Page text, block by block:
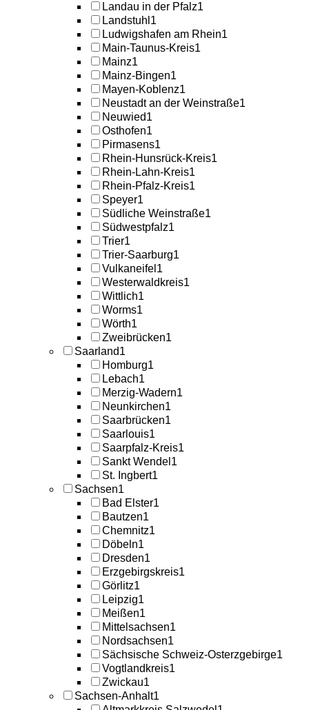
Landau in der Pfalz1
Landstuhl 1
Ludwigshafen am Rhein1
Main-Taunus-Kreis1
Mainz1
Mainz-Bingen1
Mayen-Koblenz1
Neustadt an der Weinstraße1
Neuwied1
Osthofen1
Pirmasens1
Rhein-Hunsrück-Kreis1
Rhein-Lahn-Kreis1
Rhein-Pfalz-Kreis1
Speyer1
Südliche Weinstraße1
Südwestpfalz1
Trier1
Trier-Saarburg1
Vulkaneifel 1
Westerwaldkreis1
Wittlich1
Worms1
Wörth1
Zweibrücken1
Saarland1
Homburg1
Lebach1
Merzig-Wadern1
Neunkirchen1
Saarbrücken1
Saarlouis1
Saarpfalz-Kreis1
Sankt Wendel 1
St. Ingbert1
Sachsen1
Bad Elster1
Bautzen1
Chemnitz1
Döbeln1
Dresden1
Erzgebirgskreis1
Görlitz1
Leipzig1
Meißen1
Mittelsachsen1
Nordsachsen1
Sächsische Schweiz-Osterzgebirge1
Vogtlandkreis1
Zwickau1
Sachsen-Anhalt1